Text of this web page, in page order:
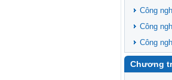
Công
Công
Công
Chương